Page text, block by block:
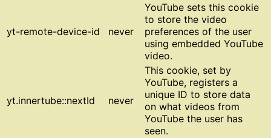
yt-remote-device-id never
YouTube sets this cookie
to store the video
preferences of the user
using embedded YouTube
video.
yt.innertube::nextId never
This cookie, set by
YouTube, registers a
unique ID to store data
on what videos from
YouTube the user has
seen.